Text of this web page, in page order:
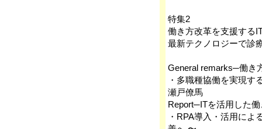
特集2
働き方改革を支援する
最新テクノロジーで診
General remarks─働き
・多職種協働を実現す
瀬戸僚馬
Report─ITを活用した
・RPA導入・活用によ